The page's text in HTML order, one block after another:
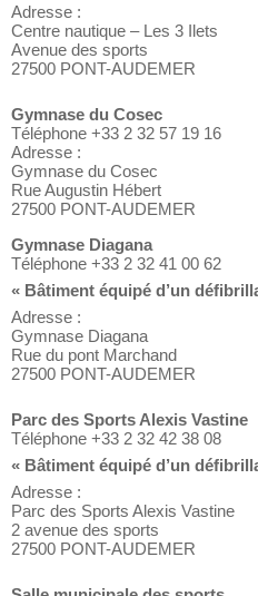
Adresse :
Centre nautique – Les 3 Ilets
Avenue des sports
27500 PONT-AUDEMER
Gymnase du Cosec
Téléphone +33 2 32 57 19 16
Adresse :
Gymnase du Cosec
Rue Augustin Hébert
27500 PONT-AUDEMER
Gymnase Diagana
Téléphone +33 2 32 41 00 62
« Bâtiment équipé d’un
Adresse :
Gymnase Diagana
Rue du pont Marchand
27500 PONT-AUDEMER
Parc des Sports Alexis Vastine
Téléphone +33 2 32 42 38 08
« Bâtiment équipé d’un
Adresse :
Parc des Sports Alexis Vastine
2 avenue des sports
27500 PONT-AUDEMER